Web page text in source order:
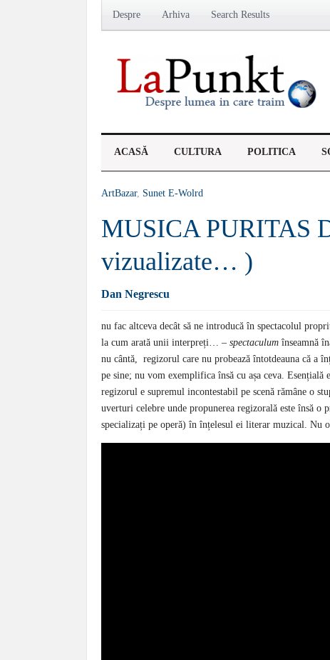
Despre Arhiva Search Results
ACASĂ CULTURA POLITICA
ArtBazar, Sunet E-Wolrd
MUSICA PURITAS
vizualizate… )
Dan Negrescu
nu fac altceva decât să ne introducă în spectacolul
la cum arată unii interpreți… – spectaculum înseamnă
nu cântă, regizorul care nu probează întotdeauna că a
pe sine; nu vom exemplifica însă cu așa ceva.
regizorul e supremul incontestabil pe scenă rămâne o
uverturi celebre unde propunerea regizorală este însă
specializați pe operă) în înțelesul ei literar muzical. Nu